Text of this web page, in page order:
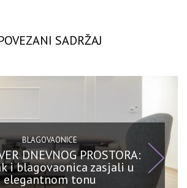
SADRŽAJ
BLAGOVAONICE
DNEVNOG PROSTORA:
i blagovaonica zasjali u
elegantnom tonu